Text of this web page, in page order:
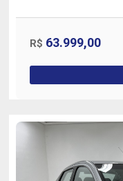
R$ 63.999,00